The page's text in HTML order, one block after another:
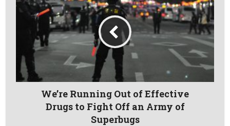
We’re Running Out of Effective
Drugs to Fight Off an Army of
Superbugs